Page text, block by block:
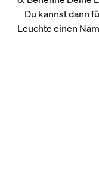
Du kannst dann
Leuchte einen